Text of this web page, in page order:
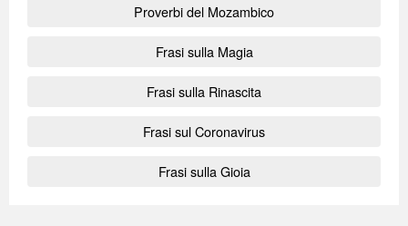
Proverbi del Mozambico
Frasi sulla Magia
Frasi sulla Rinascita
Frasi sul Coronavirus
Frasi sulla Gioia